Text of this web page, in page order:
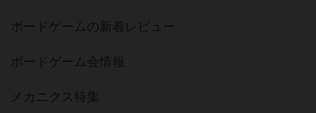
ボードゲームの新着レビュー
ボードゲーム会情報
メカニクス特集